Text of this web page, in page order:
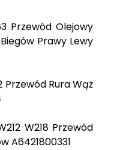
Przewód Olejowy
Prawy Lewy
Przewód Rura Wąż
W218 Przewód
A6421800331